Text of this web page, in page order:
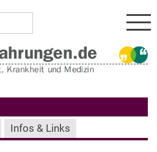
Infos & Links